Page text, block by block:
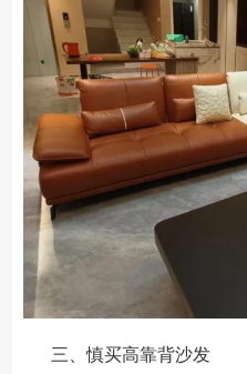
三、慎买高靠背沙发